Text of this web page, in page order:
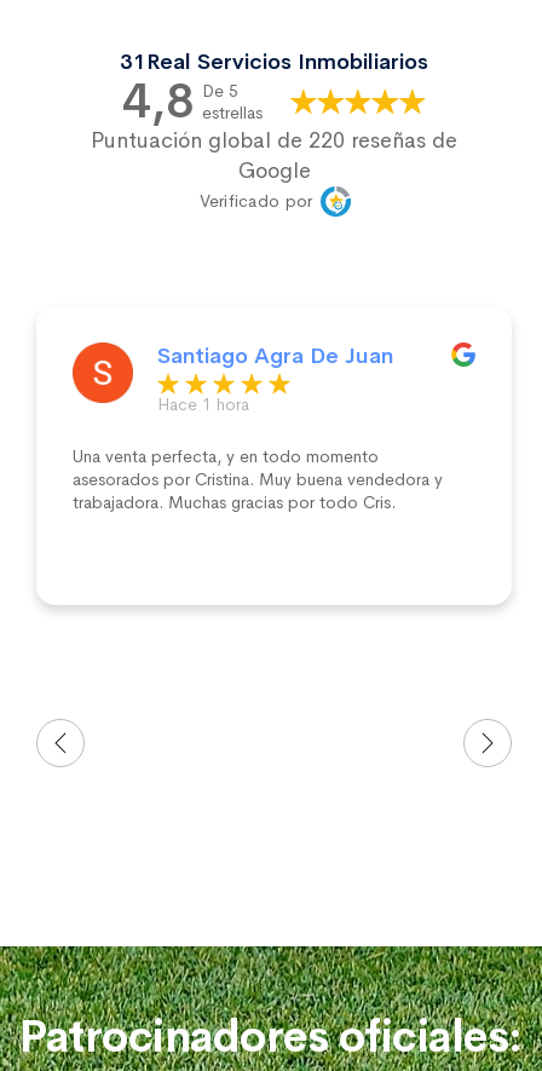
31Real Servicios Inmobiliarios
4,8 De 5
estrellas
Puntuación global de 220 reseñas de
Google
Verificado por
Maria Sanjuanbenito
una semana atrás
Magnifico asesoramiento, acompañamiento y
comprensión. Belén , una crack. Ana
Patrocinadores oficiales: